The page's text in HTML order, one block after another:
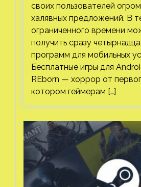
своих пользователей
халявных предложений. В
ограниченного времени
получить сразу
программ для мобильных
Бесплатные игры для
REborn — хоррор от
котором геймерам […]